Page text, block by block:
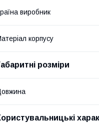
виробник
корпусу
розміри